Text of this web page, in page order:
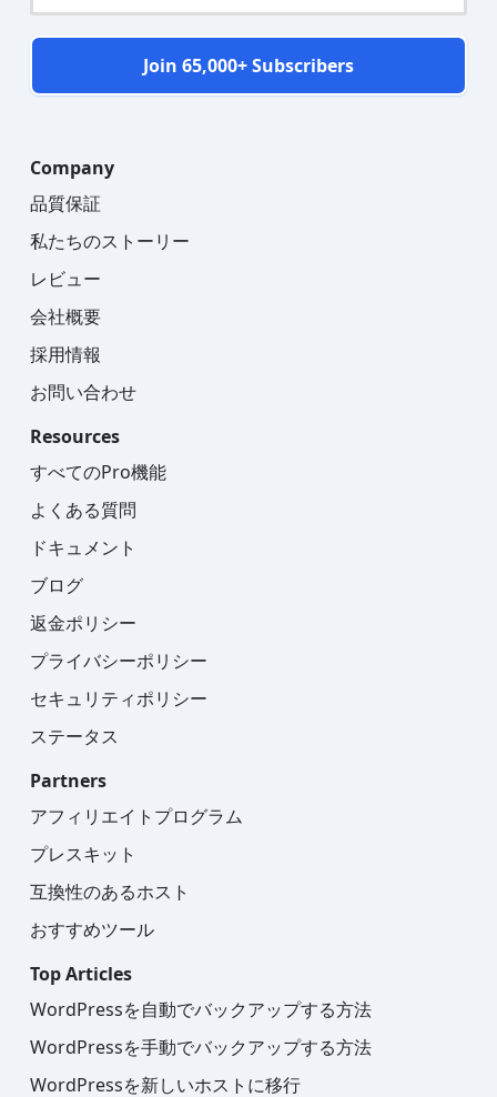
Join 65,000+ Subscribers
Company
品質保証
私たちのストーリー
レビュー
会社概要
採用情報
お問い合わせ
Resources
すべてのPro機能
よくある質問
ドキュメント
ブログ
返金ポリシー
プライバシーポリシー
セキュリティポリシー
ステータス
Partners
アフィリエイトプログラム
プレスキット
互換性のあるホスト
おすすめツール
Top Articles
WordPressを自動でバックアップする方法
WordPressを手動でバックアップする方法
WordPressを新しいホストに移行